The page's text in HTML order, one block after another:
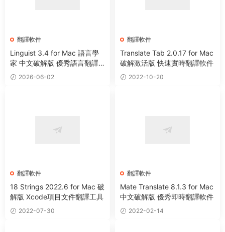
翻譯軟件
Linguist 3.4 for Mac 語言學
家 中文破解版 優秀語言翻譯
軟件2026-06-02
翻譯軟件
Translate Tab 2.0.17 for Mac
破解激活版 快速實時翻譯軟件
2022-10-20
翻譯軟件
18 Strings 2022.6 for Mac 破
解版 Xcode項目文件翻譯工具
2022-07-30
翻譯軟件
Mate Translate 8.1.3 for Mac
中文破解版 優秀即時翻譯軟件
2022-02-14